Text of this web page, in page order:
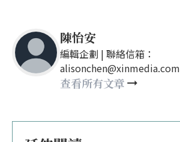
陳怡安
編輯企劃 | 聯絡信箱：
alisonchen@xinmedia.com
查看所有文章